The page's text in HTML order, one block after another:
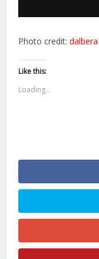
Photo credit:dalbera
Like this:
Loading...